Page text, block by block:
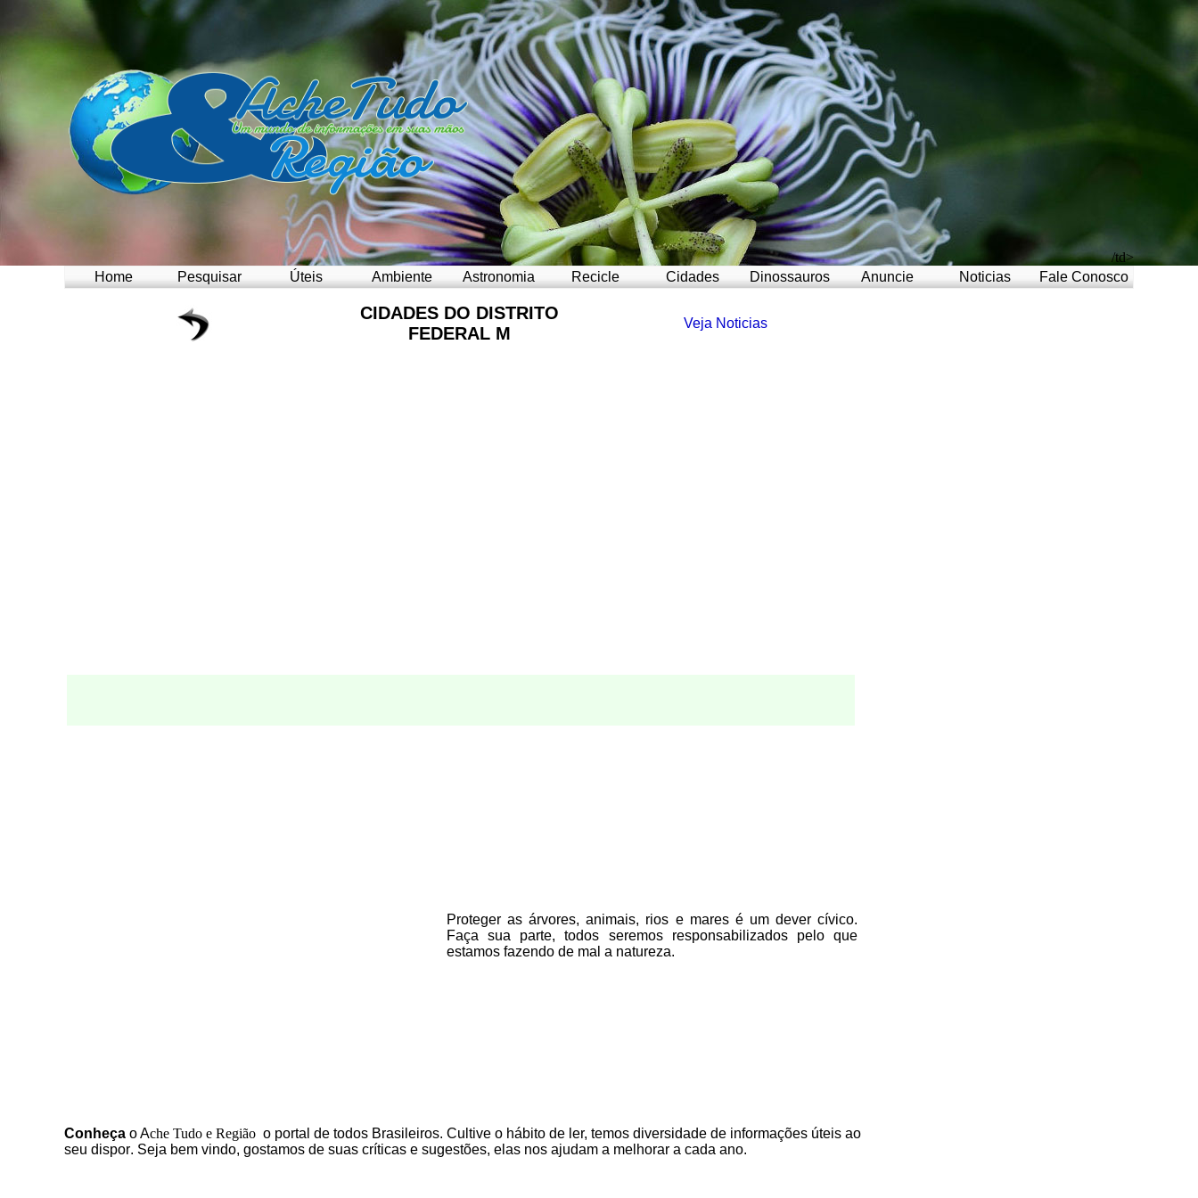
/td>
Home
Pesquisar Úteis Ambiente Astronomia Recicle Cidades Dinossauros Anuncie Noticias Fale Conosco
CIDADES DO DISTRITO
FEDERAL M
Veja Noticias
Proteger as árvores, animais, rios e mares é um dever cívico.
Faça sua parte, todos seremos responsabilizados pelo que
estamos fazendo de mal a natureza.
Conheça oAche Tudo e Região o portal de todos Brasileiros. Cultive o hábito de ler, temos diversidade de informações úteis ao
seu dispor. Seja bem vindo, gostamos de suas críticas e sugestões, elas nos ajudam a melhorar a cada ano.